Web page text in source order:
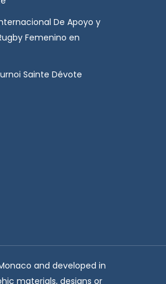
De Apoyo y
Femenino en
Sainte Dévote
and developed in
materials, designs or